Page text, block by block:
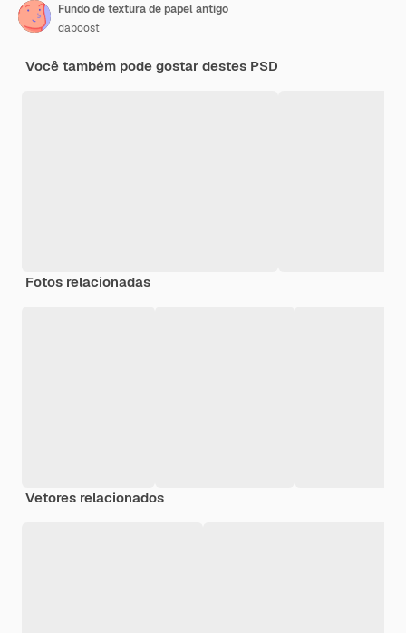
Fundo de textura de papel antigo
daboost
Você também pode gostar destes PSD
Fotos relacionadas
Vetores relacionados